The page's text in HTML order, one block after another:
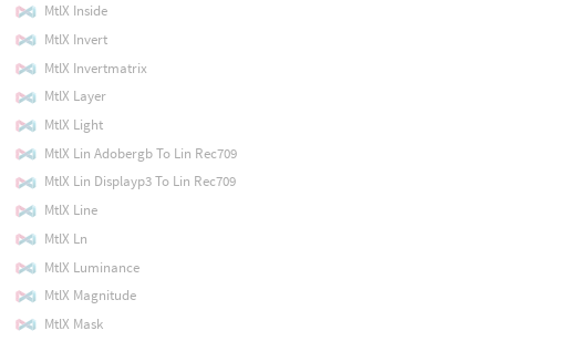
MtlX Inside
MtlX Invert
MtlX Invertmatrix
MtlX Layer
MtlX Light
MtlX Lin Adobergb To Lin Rec709
MtlX Lin Displayp3 To Lin Rec709
MtlX Line
MtlX Ln
MtlX Luminance
MtlX Magnitude
MtlX Mask